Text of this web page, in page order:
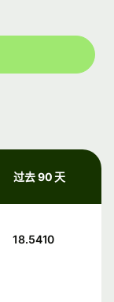
过去 90 天
18.5410